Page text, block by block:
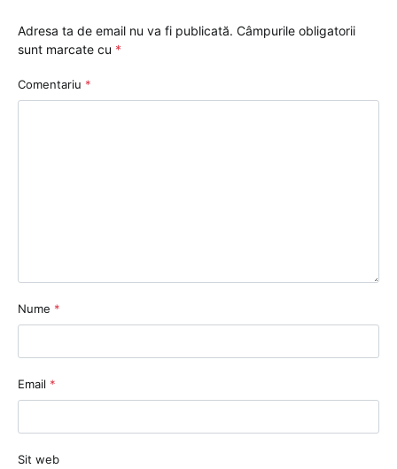
Adresa ta de email nu va fi publicată. Câmpurile obligatorii
sunt marcate cu *
Comentariu *
Nume *
Email *
Sit web